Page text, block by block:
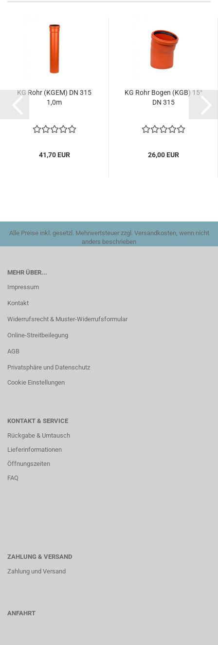
KG Rohr (KGEM) DN 315
1,0m
41,70 EUR
KG Rohr Bogen (KGB) 15°
DN 315
26,00 EUR
Alle Preise inkl. gesetzl. Mehrwertsteuer zzgl. Versandkosten, wenn nicht
anders beschrieben
MEHR ÜBER...
Impressum
Kontakt
Widerrufsrecht & Muster-Widerrufsformular
Online-Streitbeilegung
AGB
Privatsphäre und Datenschutz
Cookie Einstellungen
KONTAKT & SERVICE
Rückgabe & Umtausch
Lieferinformationen
Öffnungszeiten
FAQ
ZAHLUNG & VERSAND
Zahlung und Versand
ANFAHRT